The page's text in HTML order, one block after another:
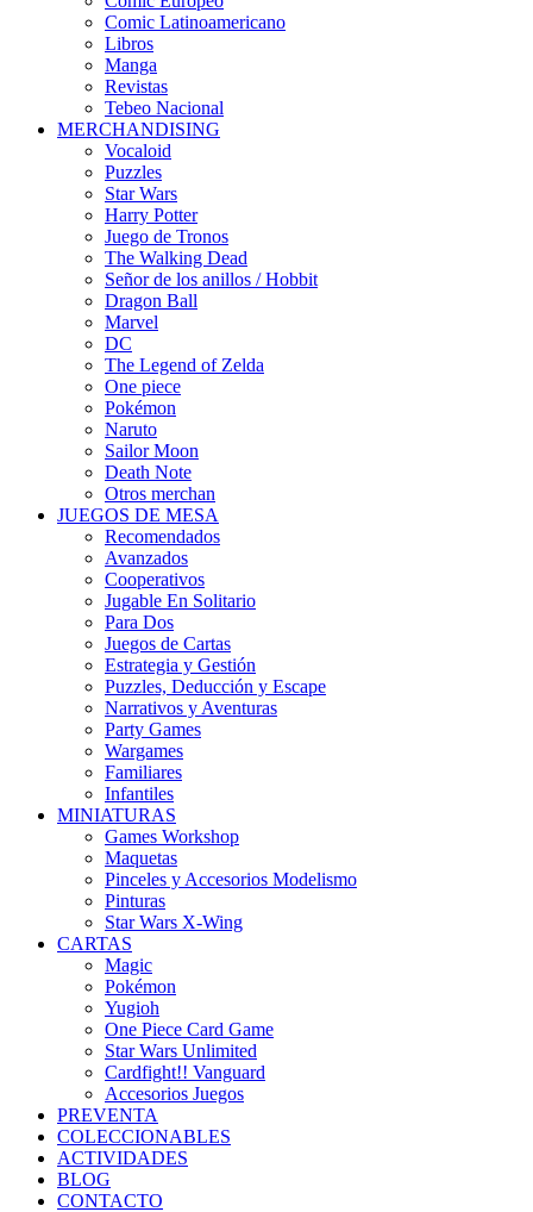
Comic Latinoamericano
Libros
Manga
Revistas
Tebeo Nacional
MERCHANDISING
Vocaloid
Puzzles
Star Wars
Harry Potter
Juego de Tronos
The Walking Dead
Señor de los anillos / Hobbit
Dragon Ball
Marvel
DC
The Legend of Zelda
One piece
Pokémon
Naruto
Sailor Moon
Death Note
Otros merchan
JUEGOS DE MESA
Recomendados
Avanzados
Cooperativos
Jugable En Solitario
Para Dos
Juegos de Cartas
Estrategia y Gestión
Puzzles, Deducción y Escape
Narrativos y Aventuras
Party Games
Wargames
Familiares
Infantiles
MINIATURAS
Games Workshop
Maquetas
Pinceles y Accesorios Modelismo
Pinturas
Star Wars X-Wing
CARTAS
Magic
Pokémon
Yugioh
One Piece Card Game
Star Wars Unlimited
Cardfight!! Vanguard
Accesorios Juegos
PREVENTA
COLECCIONABLES
ACTIVIDADES
BLOG
CONTACTO